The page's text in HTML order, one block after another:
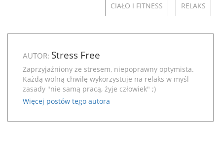
CIAŁO I FITNESS RELAKS
AUTOR: Stress Free
Zaprzyjaźniony ze stresem, niepoprawny optymista.
Każdą wolną chwilę wykorzystuje na relaks w myśl
zasady "nie samą pracą, żyje człowiek" ;)
Więcej postów tego autora